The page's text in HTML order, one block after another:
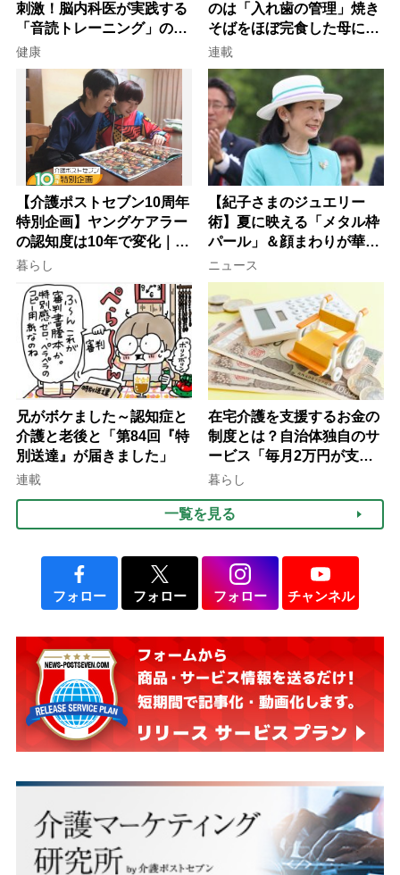
刺激！脳内科医が実践する
「音読トレーニング」の極
意
健康
のは「入れ歯の管理」焼き
そばをほぼ完食した母に息
子が血の気が引いた理由
連載
【介護ポストセブン10周年
特別企画】ヤングケアラー
の認知度は10年で変化｜流
行語大賞にノミネート、法
律にも明記されたが果たし
て現在は？
暮らし
【紀子さまのジュエリー
術】夏に映える「メタル枠
パール」＆顔まわりが華や
ぐ「揺れる一粒」の使い分
け方
ニュース
兄がボケました～認知症と
介護と老後と「第84回『特
別送達』が届きました」
連載
在宅介護を支援するお金の
制度とは？自治体独自のサ
ービス「毎月2万円が支給
される」ケースも【FP解
暮らし
一覧を見る
フォロー フォロー フォロー チャンネル